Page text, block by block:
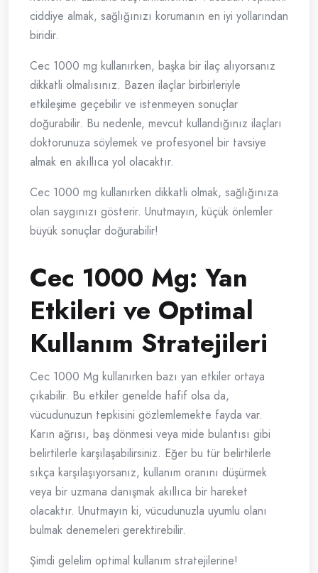
ciddiye almak, sağlığınızı korumanın en iyi yollarından
biridir.
Cec 1000 mg kullanırken, başka bir ilaç alıyorsanız
dikkatli olmalısınız. Bazen ilaçlar birbirleriyle
etkileşime geçebilir ve istenmeyen sonuçlar
doğurabilir. Bu nedenle, mevcut kullandığınız ilaçları
doktorunuza söylemek ve profesyonel bir tavsiye
almak en akıllıca yol olacaktır.
Cec 1000 mg kullanırken dikkatli olmak, sağlığınıza
olan saygınızı gösterir. Unutmayın, küçük önlemler
büyük sonuçlar doğurabilir!
Cec 1000 Mg: Yan
Etkileri ve Optimal
Kullanım Stratejileri
Cec 1000 Mg kullanırken bazı yan etkiler ortaya
çıkabilir. Bu etkiler genelde hafif olsa da,
vücudunuzun tepkisini gözlemlemekte fayda var.
Karın ağrısı, baş dönmesi veya mide bulantısı gibi
belirtilerle karşılaşabilirsiniz. Eğer bu tür belirtilerle
sıkça karşılaşıyorsanız, kullanım oranını düşürmek
veya bir uzmana danışmak akıllıca bir hareket
olacaktır. Unutmayın ki, vücudunuzla uyumlu olanı
bulmak denemeleri gerektirebilir.
Şimdi gelelim optimal kullanım stratejilerine!